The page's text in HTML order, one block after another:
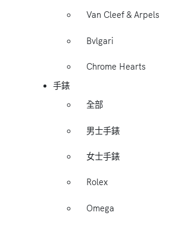
Van Cleef & Arpels
Bvlgari
Chrome Hearts
手錶
全部
男士手錶
女士手錶
Rolex
Omega